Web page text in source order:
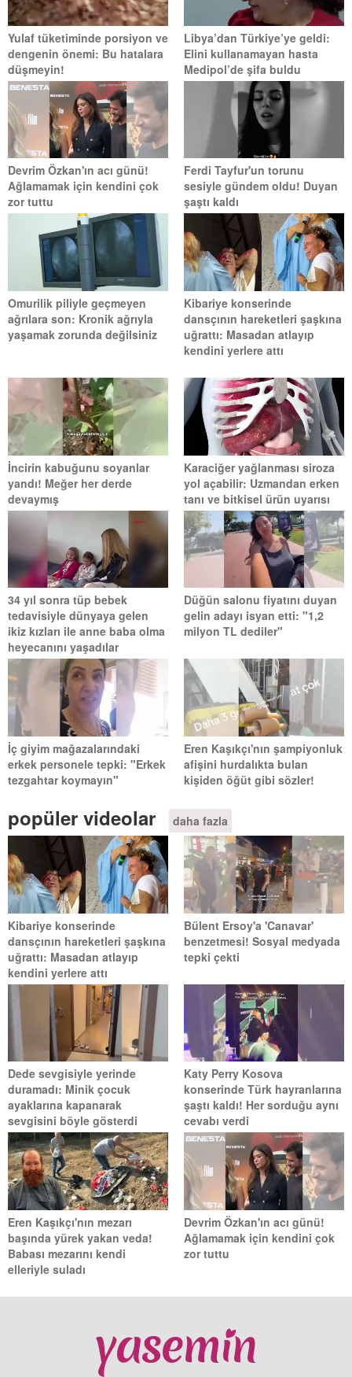
Yulaf tüketiminde porsiyon ve
dengenin önemi: Bu hatalara
düşmeyin!
Libya’dan Türkiye’ye geldi:
Elini kullanamayan hasta
Medipol’de şifa buldu
Devrim Özkan'ın acı günü!
Ağlamamak için kendini çok
zor tuttu
Ferdi Tayfur'un torunu
sesiyle gündem oldu! Duyan
şaştı kaldı
Omurilik piliyle geçmeyen
ağrılara son: Kronik ağrıyla
yaşamak zorunda değilsiniz
Kibariye konserinde
dansçının hareketleri şaşkına
uğrattı: Masadan atlayıp
kendini yerlere attı
İncirin kabuğunu soyanlar
yandı! Meğer her derde
devaymış
Karaciğer yağlanması siroza
yol açabilir: Uzmandan erken
tanı ve bitkisel ürün uyarısı
34 yıl sonra tüp bebek
tedavisiyle dünyaya gelen
ikiz kızları ile anne baba olma
heyecanını yaşadılar
Düğün salonu fiyatını duyan
gelin adayı isyan etti: "1,2
milyon TL dediler"
İç giyim mağazalarındaki
erkek personele tepki: "Erkek
tezgahtar koymayın"
Eren Kaşıkçı'nın şampiyonluk
afişini hurdalıkta bulan
kişiden öğüt gibi sözler!
popüler videolar daha fazla
Kibariye konserinde
dansçının hareketleri şaşkına
uğrattı: Masadan atlayıp
kendini yerlere attı
Bülent Ersoy'a 'Canavar'
benzetmesi! Sosyal medyada
tepki çekti
Dede sevgisiyle yerinde
duramadı: Minik çocuk
ayaklarına kapanarak
sevgisini böyle gösterdi
Katy Perry Kosova
konserinde Türk hayranlarına
şaştı kaldı! Her sorduğu aynı
cevabı verdi
Eren Kaşıkçı'nın mezarı
başında yürek yakan veda!
Babası mezarını kendi
elleriyle suladı
Devrim Özkan'ın acı günü!
Ağlamamak için kendini çok
zor tuttu